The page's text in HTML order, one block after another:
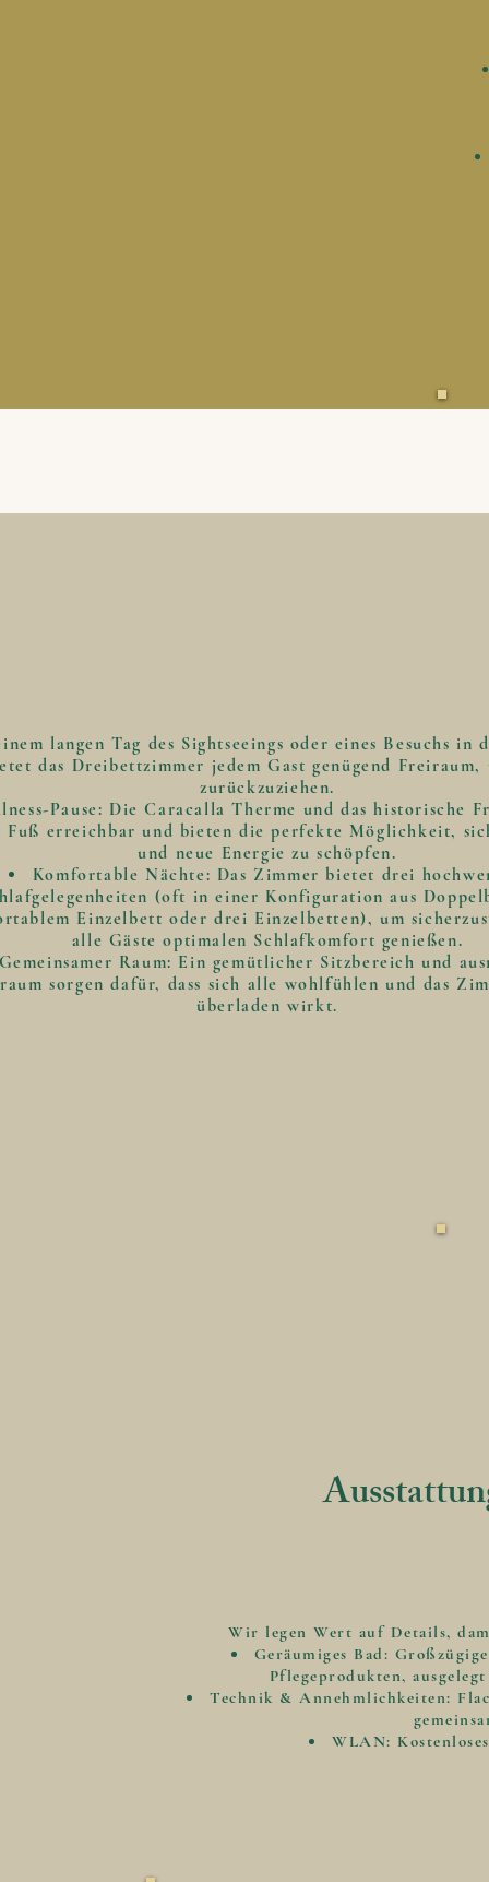
langen Tag des Sightseeings oder eines Besuchs in
das Dreibettzimmer jedem Gast genügend Freiraum,
zurückzuziehen.
Pause: Die Caracalla Therme und das historische
Fuß erreichbar und bieten die perfekte Möglichkeit,
und neue Energie zu schöpfen.
Komfortable Nächte: Das Zimmer bietet drei
(oft in einer Konfiguration aus
Einzelbett oder drei Einzelbetten), um
alle Gäste optimalen Schlafkomfort genießen.
Raum: Ein gemütlicher Sitzbereich und
sorgen dafür, dass sich alle wohlfühlen und das
überladen wirkt.
Wir legen Wert auf Details,
Geräumiges Bad:
Pflegeprodukten,
Technik & Annehmlichkeiten:
WLAN: